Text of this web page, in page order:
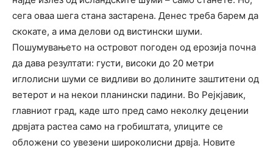
сега оваа шега стана застарена. Денес треба барем да
скокате, а има делови од вистински шуми.
Пошумувањето на островот погоден од ерозија почна
да дава резултати: густи, високи до 20 метри
иглолисни шуми се видливи во долините заштитени од
ветерот и на некои планински падини. Во Рејкјавик,
главниот град, каде што пред само неколку децении
дрвјата растеа само на гробиштата, улиците се
обложени со увезени широколисни дрвја. Новите